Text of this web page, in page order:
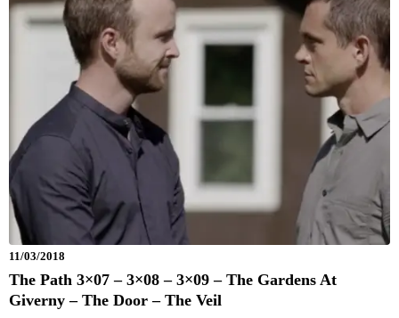
11/03/2018
The Path 3×07 – 3×08 – 3×09 – The Gardens At
Giverny – The Door – The Veil